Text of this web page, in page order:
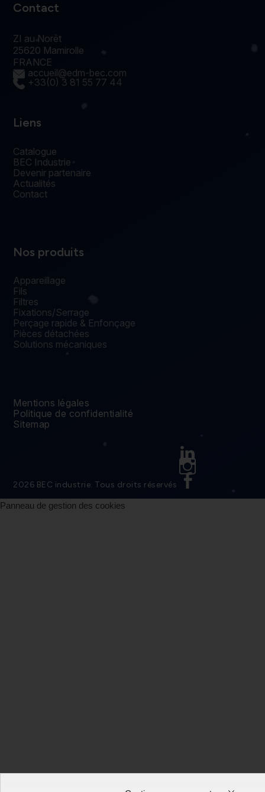
Contact
ZI au Norêt
25620 Mamirolle
FRANCE
accueil@edm-bec.com
+33(0) 3 81 55 77 44
Liens
Catalogue
BEC Industrie
Devenir partenaire
Actualités
Contact
Nos produits
Appareillage
Fils
Filtres
Fixations/Serrage
Perçage rapide & Enfonçage
Pièces détachées
Solutions mécaniques
2026 BEC industrie. Tous droits réservés
Mentions légales
Politique de confidentialité
Sitemap
Panneau de gestion des cookies